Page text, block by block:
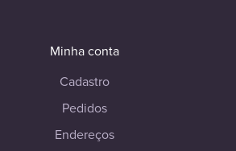
Minha conta
Cadastro
Pedidos
Endereços